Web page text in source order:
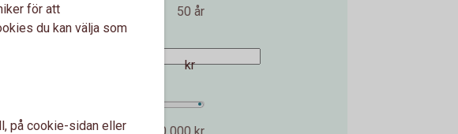
50 år
kr
för att
du kan välja som
på cookie-sidan eller